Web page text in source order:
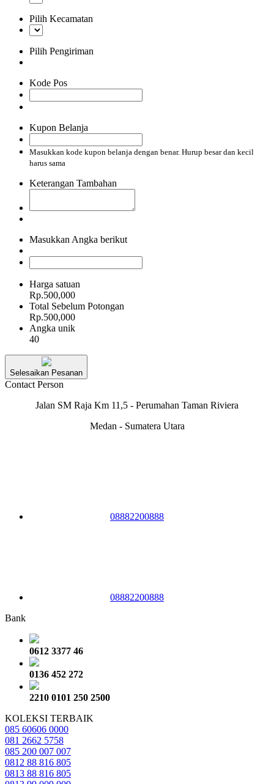
Pilih Kecamatan
Pilih Pengiriman
Kode Pos
Kupon Belanja
Masukkan kode kupon belanja dengan benar. Hurup besar dan kecil
harus sama
Keterangan Tambahan
Masukkan Angka berikut
Harga satuan
Rp.500,000
Total Sebelum Potongan
Rp.500,000
Angka unik
40
Selesaikan Pesanan
Contact Person
Jalan SM Raja Km 11,5 - Perumahan Taman Riviera
Medan - Sumatera Utara
08882200888
08882200888
Bank
0612 3377 46
0136 452 272
2210 0101 250 2500
KOLEKSI TERBAIK
085 60606 0000
081 2662 5758
085 200 007 007
0812 88 816 805
0813 88 816 805